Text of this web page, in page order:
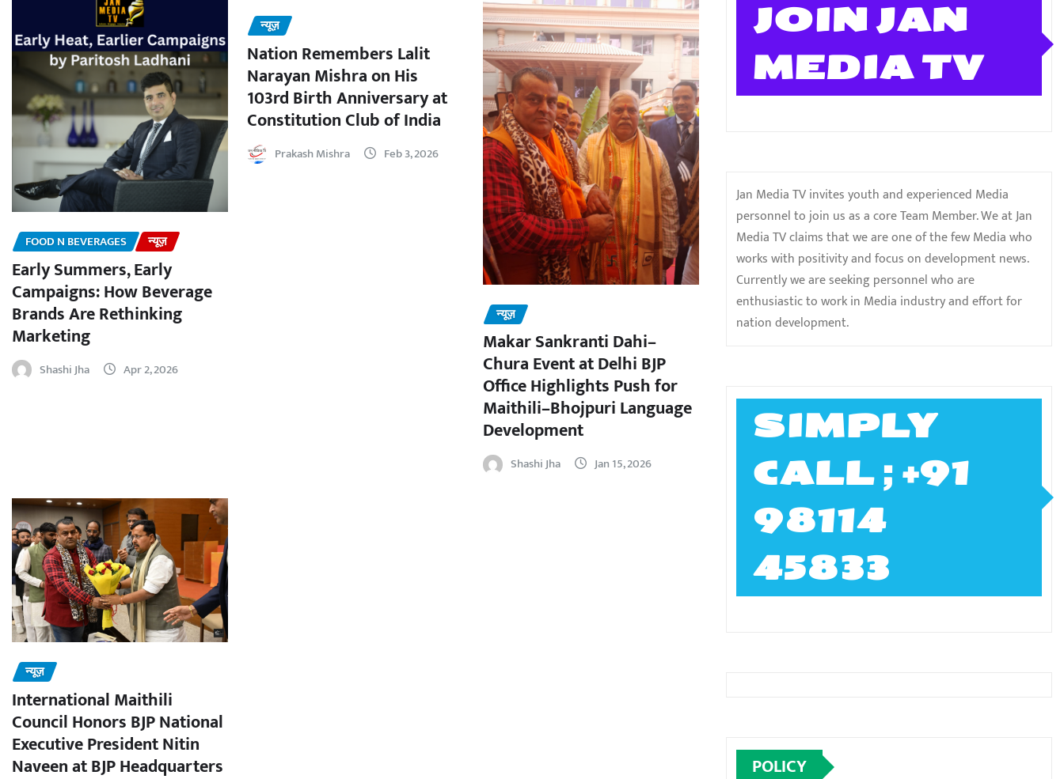
FOOD N BEVERAGES न्यूज़
Early Summers, Early
Campaigns: How Beverage
Brands Are Rethinking
Marketing
Shashi Jha Apr 2, 2026
न्यूज़
Nation Remembers Lalit
Narayan Mishra on His
103rd Birth Anniversary at
Constitution Club of India
Prakash Mishra Feb 3, 2026
न्यूज़
Makar Sankranti Dahi–
Chura Event at Delhi BJP
Office Highlights Push for
Maithili–Bhojpuri Language
Development
Shashi Jha Jan 15, 2026
न्यूज़
International Maithili
Council Honors BJP National
Executive President Nitin
Naveen at BJP Headquarters
JOIN JAN
MEDIA TV
Jan Media TV invites youth and experienced Media
personnel to join us as a core Team Member. We at Jan
Media TV claims that we are one of the few Media who
works with positivity and focus on development news.
Currently we are seeking personnel who are
enthusiastic to work in Media industry and effort for
nation development.
SIMPLY
CALL ; +91
98114
45833
POLICY